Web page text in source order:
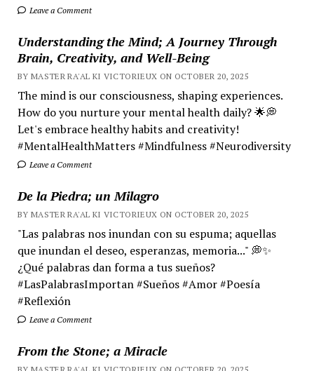
Leave a Comment
Understanding the Mind; A Journey Through
Brain, Creativity, and Well-Being
BY MASTER RA'AL KI VICTORIEUX ON OCTOBER 20, 2025
The mind is our consciousness, shaping experiences.
How do you nurture your mental health daily? 🌟💭
Let's embrace healthy habits and creativity!
#MentalHealthMatters #Mindfulness #Neurodiversity
Leave a Comment
De la Piedra; un Milagro
BY MASTER RA'AL KI VICTORIEUX ON OCTOBER 20, 2025
"Las palabras nos inundan con su espuma; aquellas
que inundan el deseo, esperanzas, memoria..." 💭✨
¿Qué palabras dan forma a tus sueños?
#LasPalabrasImportan #Sueños #Amor #Poesía
#Reflexión
Leave a Comment
From the Stone; a Miracle